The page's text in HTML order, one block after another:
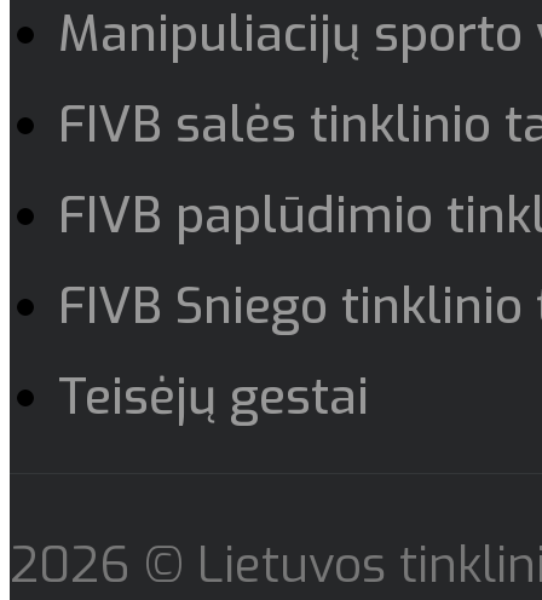
Manipuliacijų
FIVB salės tinklinio
FIVB paplūdimio
FIVB Sniego
Teisėjų gestai
2026 © Lietuvos